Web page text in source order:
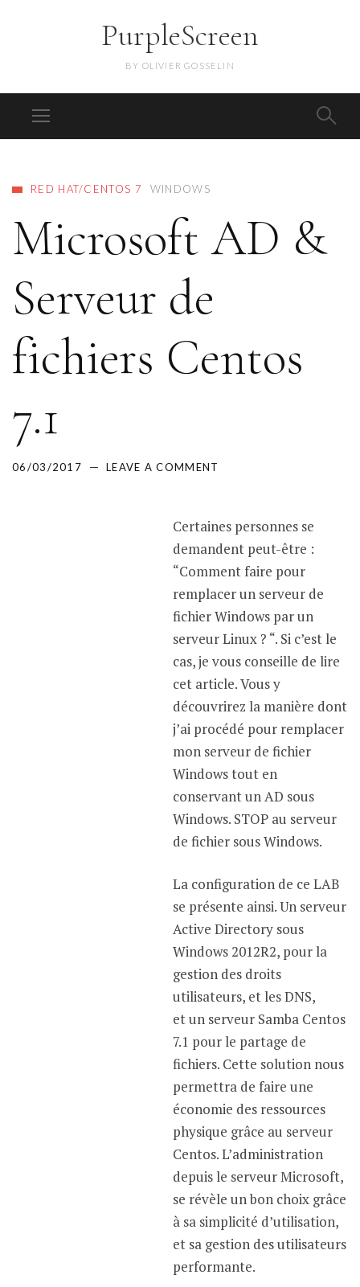
PurpleScreen
BY OLIVIER GOSSELIN
RED HAT/CENTOS 7 WINDOWS
Microsoft AD &
Serveur de
fichiers Centos
7.1
06/03/2017 LEAVE A COMMENT
Certaines personnes se
demandent peut-être :
“Comment faire pour
remplacer un serveur de
fichier Windows par un
serveur Linux ? “. Si c’est le
cas, je vous conseille de lire
cet article. Vous y
découvrirez la manière dont
j’ai procédé pour remplacer
mon serveur de fichier
Windows tout en
conservant un AD sous
Windows. STOP au serveur
de fichier sous Windows.
La configuration de ce LAB
se présente ainsi. Un serveur
Active Directory sous
Windows 2012R2, pour la
gestion des droits
utilisateurs, et les DNS,
et un serveur Samba Centos
7.1 pour le partage de
fichiers. Cette solution nous
permettra de faire une
économie des ressources
physique grâce au serveur
Centos. L’administration
depuis le serveur Microsoft,
se révèle un bon choix grâce
à sa simplicité d’utilisation,
et sa gestion des utilisateurs
performante.